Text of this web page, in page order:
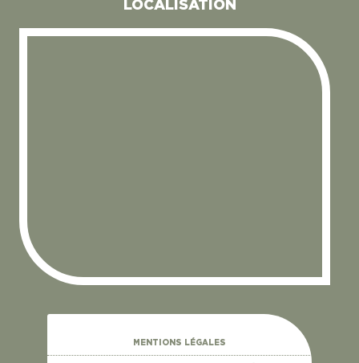
LOCALISATION
MENTIONS LÉGALES